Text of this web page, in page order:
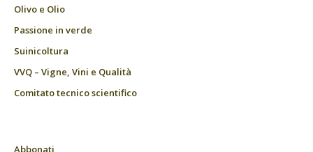
Olivo e Olio
Passione in verde
Suinicoltura
VVQ – Vigne, Vini e Qualità
Comitato tecnico scientifico
Abbonati